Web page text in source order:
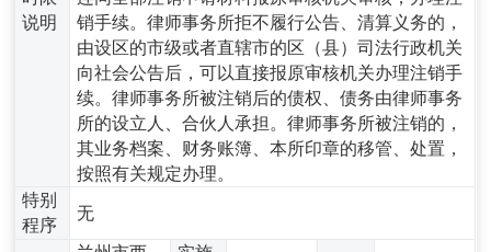
说明
销手续。律师事务所拒不履行公告、清算义务的，
由设区的市级或者直辖市的区（县）司法行政机关
向社会公告后，可以直接报原审核机关办理注销手
续。律师事务所被注销后的债权、债务由律师事务
所的设立人、合伙人承担。律师事务所被注销的，
其业务档案、财务账簿、本所印章的移管、处置，
按照有关规定办理。
特别
程序
无